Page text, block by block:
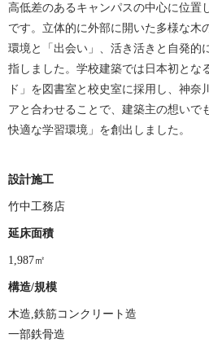
高低差のあるキャンパスの中心に位置
です。立体的に外部に開いた多様な木
環境と「出会い」、活き活きと自発的
指しました。学校建築では日本初とな
ド」を図書室と校史室に採用し、神奈
アと合わせることで、建築主の想いで
快適な学習環境」を創出しました。
設計施工
竹中工務店
延床面積
1,987㎡
構造/規模
木造,鉄筋コンクリート造
一部鉄骨造